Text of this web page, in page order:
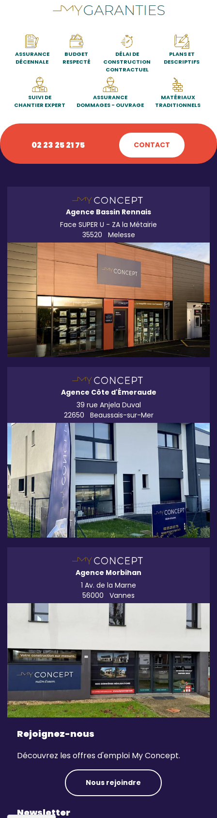
ASSURANCE
DÉCENNALE
BUDGET
RESPECTÉ
DÉLAI DE
CONSTRUCTION
CONTRACTUEL
PLANS ET
DESCRIPTIFS
SUIVI DE
CHANTIER EXPERT
ASSURANCE
DOMMAGES - OUVRAGE
MATÉRIAUX
TRADITIONNELS
02 23 25 21 75 CONTACT
Agence Bassin Rennais
Face SUPER U - ZA la Métairie
35520
Melesse
Agence Côte d'Émeraude
39 rue Anjela Duval
22650
Beaussais-sur-Mer
Agence Morbihan
1 Av. de la Marne
56000
Vannes
Rejoignez-nous
Découvrez les offres d'emploi My Concept.
Nous rejoindre
Newsletter